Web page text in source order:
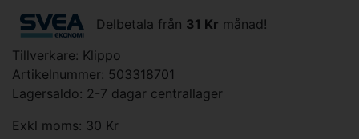
Delbetala från 31 Kr månad!
Tillverkare: Klippo
Artikelnummer: 503318701
Lagersaldo: 2-7 dagar centrallager
Exkl moms: 30 Kr